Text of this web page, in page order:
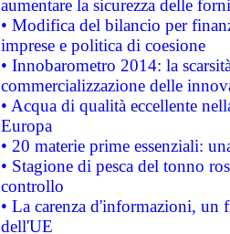
aumentare la sicurezza delle
• Modifica del bilancio per
imprese e politica di coesione
• Innobarometro 2014: la
commercializzazione delle
• Acqua di qualità eccellente
Europa
• 20 materie prime essenziali:
• Stagione di pesca del tonno
controllo
• La carenza d'informazioni, un
dell'UE